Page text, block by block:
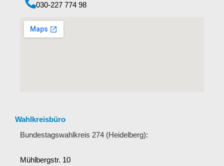
‭030-227 774 98‬
Wahlkreisbüro
Bundestagswahlkreis 274 (Heidelberg):
Mühlbergstr. 10